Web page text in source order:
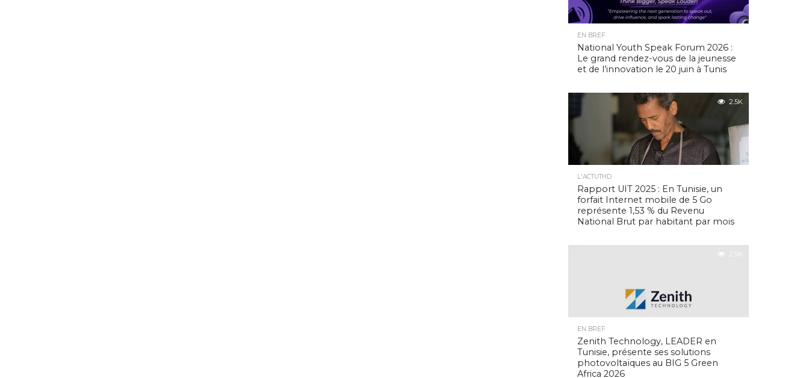
EN BREF
National Youth Speak Forum 2026 :
Le grand rendez-vous de la jeunesse
et de l’innovation le 20 juin à Tunis
2.5K
L'ACTUTHD
Rapport UIT 2025 : En Tunisie, un
forfait Internet mobile de 5 Go
représente 1,53 % du Revenu
National Brut par habitant par mois
2.5K
EN BREF
Zenith Technology, LEADER en
Tunisie, présente ses solutions
photovoltaïques au BIG 5 Green
Africa 2026